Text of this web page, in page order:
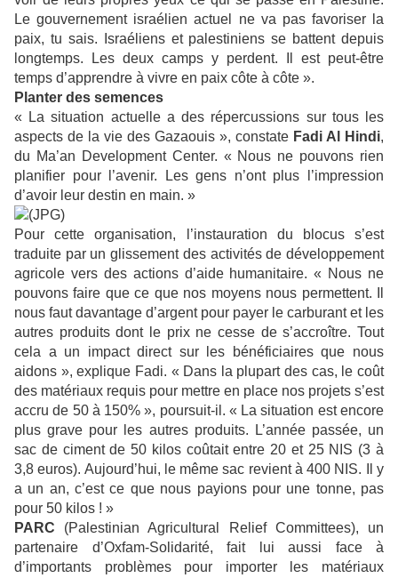
Le gouvernement israélien actuel ne va pas favoriser la
paix, tu sais. Israéliens et palestiniens se battent depuis
longtemps. Les deux camps y perdent. Il est peut-être
temps d’apprendre à vivre en paix côte à côte ».
Planter des semences
« La situation actuelle a des répercussions sur tous les
aspects de la vie des Gazaouis », constate Fadi Al Hindi,
du Ma’an Development Center. « Nous ne pouvons rien
planifier pour l’avenir. Les gens n’ont plus l’impression
d’avoir leur destin en main. »
Pour cette organisation, l’instauration du blocus s’est
traduite par un glissement des activités de développement
agricole vers des actions d’aide humanitaire. « Nous ne
pouvons faire que ce que nos moyens nous permettent. Il
nous faut davantage d’argent pour payer le carburant et les
autres produits dont le prix ne cesse de s’accroître. Tout
cela a un impact direct sur les bénéficiaires que nous
aidons », explique Fadi. « Dans la plupart des cas, le coût
des matériaux requis pour mettre en place nos projets s’est
accru de 50 à 150% », poursuit-il. « La situation est encore
plus grave pour les autres produits. L’année passée, un
sac de ciment de 50 kilos coûtait entre 20 et 25 NIS (3 à
3,8 euros). Aujourd’hui, le même sac revient à 400 NIS. Il y
a un an, c’est ce que nous payions pour une tonne, pas
pour 50 kilos ! »
PARC (Palestinian Agricultural Relief Committees), un
partenaire d’Oxfam-Solidarité, fait lui aussi face à
d’importants problèmes pour importer les matériaux